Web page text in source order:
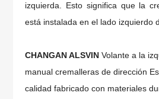
izquierda. Esto significa que la
está instalada en el lado izquierdo
CHANGAN ALSVIN Volante a la
manualcremalleras de dirección
calidad fabricado con materiales